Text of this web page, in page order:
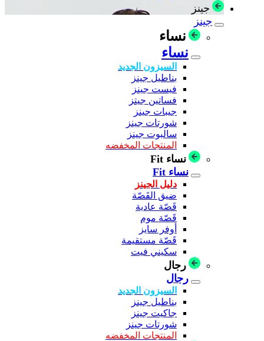
جينز
جينز
نساء
نساء
السيزون الجديد
بناطيل جينز
فيست جينز
فساتين جيتز
جيبات جينز
شورتات جينز
سالبوت جينز
المنتجات المخفضه
نساء Fit
نساء Fit
دليل الجينز
ضيق القَصّة
قَصّة عادية
قَصّة موم
أوفر سايز
قَصّة مستقيمة
سكيني فيت
رجال
رجال
السيزون الجديد
بناطيل جينز
جاكيت جينز
شورتات جينز
المنتجات المخفضه